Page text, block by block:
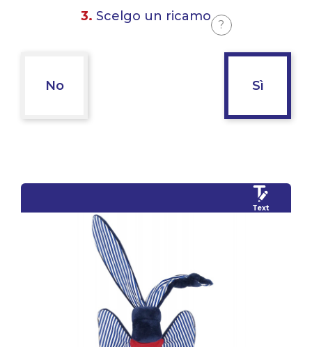
3. Scelgo un ricamo
?
No Sì
Text